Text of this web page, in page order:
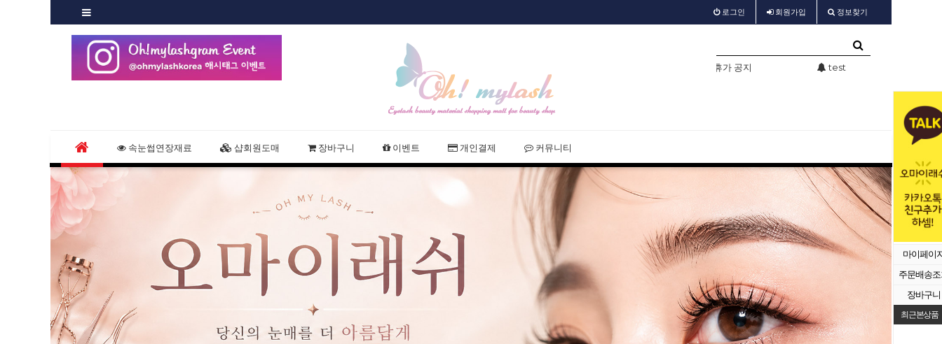
마이페이
주문배송
장바구니
최근본상품
로그인 회원가입 정보찾기
샵회원 할인 test
속눈썹연장재료 샵회원도매 장바구니 이벤트 개인결제 커뮤니티